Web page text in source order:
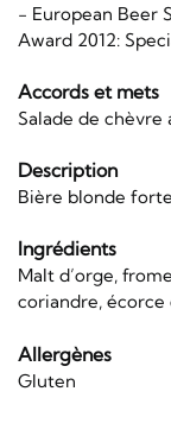
- European Beer
Award 2012:
Accords et mets
Salade de chèvre
Description
Bière blonde
Ingrédients
Malt d’orge,
coriandre, écorce
Allergènes
Gluten